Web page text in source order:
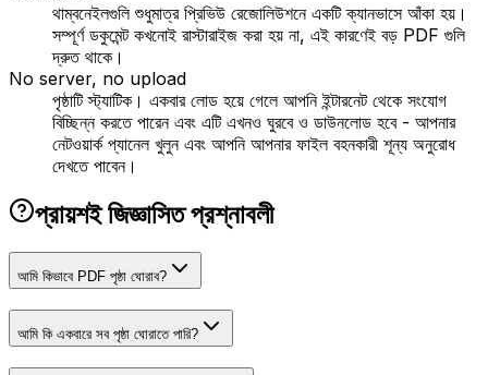
থাম্বনেইলগুলি শুধুমাত্র প্রিভিউ রেজোলিউশনে একটি ক্যানভাসে আঁকা হয়।
সম্পূর্ণ ডকুমেন্ট কখনোই রাস্টারাইজ করা হয় না, এই কারণেই বড় PDF গুলি
দ্রুত থাকে।
No server, no upload
পৃষ্ঠাটি স্ট্যাটিক। একবার লোড হয়ে গেলে আপনি ইন্টারনেট থেকে সংযোগ
বিচ্ছিন্ন করতে পারেন এবং এটি এখনও ঘুরবে ও ডাউনলোড হবে - আপনার
নেটওয়ার্ক প্যানেল খুলুন এবং আপনি আপনার ফাইল বহনকারী শূন্য অনুরোধ
দেখতে পাবেন।
প্রায়শই জিজ্ঞাসিত প্রশ্নাবলী
আমি কিভাবে PDF পৃষ্ঠা ঘোরাব?
আমি কি একবারে সব পৃষ্ঠা ঘোরাতে পারি?